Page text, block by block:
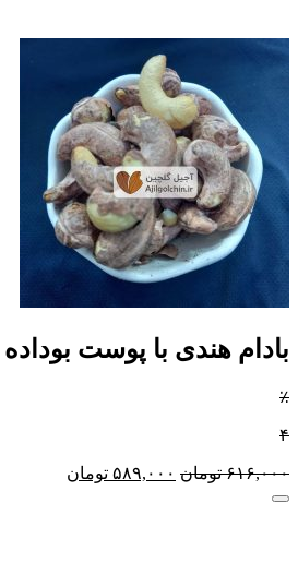
بادام هندی با پوست بوداده
٪
۴
۶۱۶,۰۰۰ تومان ۵۸۹,۰۰۰ تومان